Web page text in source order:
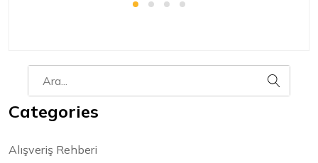
Categories
Alışveriş Rehberi